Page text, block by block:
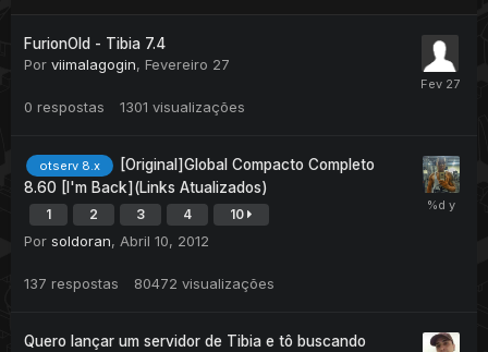
FurionOld - Tibia 7.4
Por viimalagogin, Fevereiro 27
0 respostas 1301 visualizações
otserv 8.x
[Original]Global Compacto Completo
8.60 [I'm Back](Links Atualizados)
1 2 3 4 10
Por soldoran, Abril 10, 2012
137 respostas 80472 visualizações
Quero lançar um servidor de Tibia e tô buscando